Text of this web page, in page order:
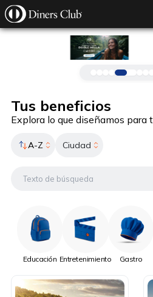
Pasar al contenido principal
Tus beneficios
Explora lo que diseñamos para
A-Z Ciudad
Educación Entretenimiento Gastro